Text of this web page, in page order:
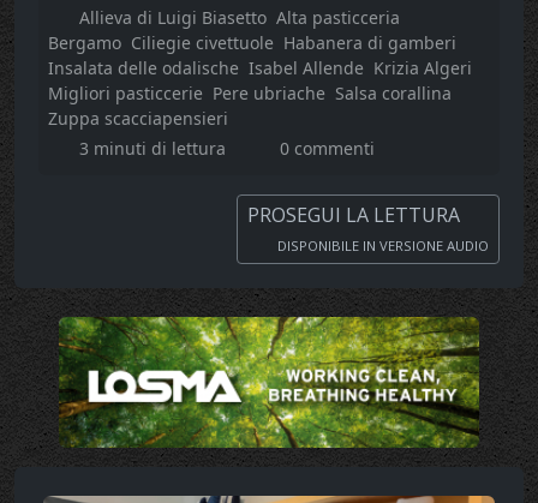
Allieva di Luigi Biasetto Alta pasticceria
Bergamo Ciliegie civettuole Habanera di gamberi
Insalata delle odalische Isabel Allende Krizia Algeri
Migliori pasticcerie Pere ubriache Salsa corallina
Zuppa scacciapensieri
3 minuti di lettura
0 commenti
PROSEGUI LA LETTURA
DISPONIBILE IN VERSIONE AUDIO